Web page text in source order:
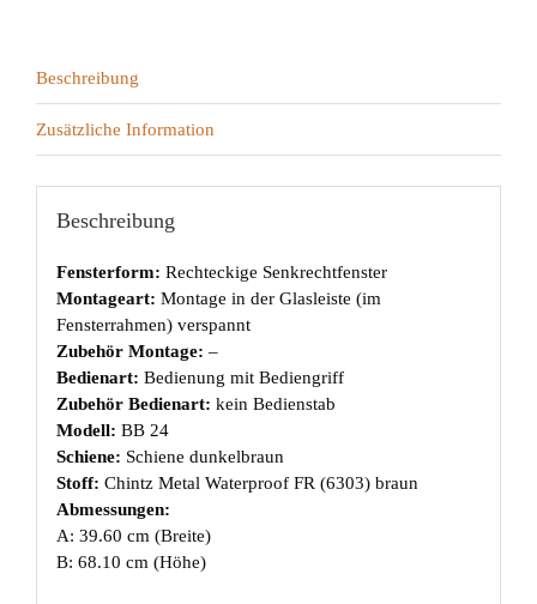
Beschreibung
Zusätzliche Information
Beschreibung
Fensterform: Rechteckige Senkrechtfenster
Montageart: Montage in der Glasleiste (im
Fensterrahmen) verspannt
Zubehör Montage: –
Bedienart: Bedienung mit Bediengriff
Zubehör Bedienart: kein Bedienstab
Modell: BB 24
Schiene: Schiene dunkelbraun
Stoff: Chintz Metal Waterproof FR (6303) braun
Abmessungen:
A: 39.60 cm (Breite)
B: 68.10 cm (Höhe)